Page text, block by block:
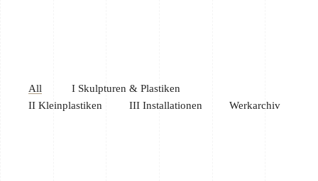
All
I Skulpturen & Plastiken
II Kleinplastiken
III Installationen Werkarchiv